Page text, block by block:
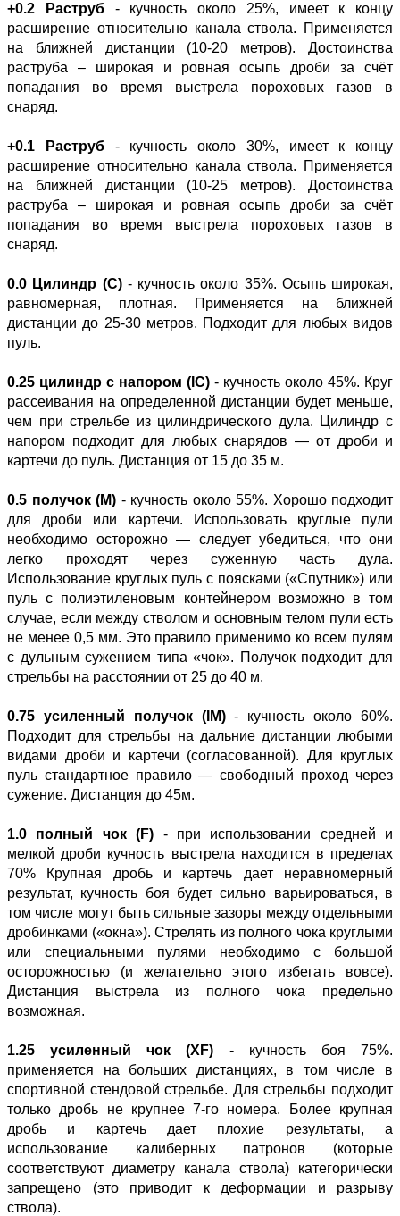
+0.2 Раструб- кучность около 25%, имеет к концу
расширение относительно канала ствола. Применяется
на ближней дистанции (10-20 метров). Достоинства
раструба – широкая и ровная осыпь дроби за счёт
попадания во время выстрела пороховых газов в
снаряд.
+0.1 Раструб- кучность около 30%, имеет к концу
расширение относительно канала ствола. Применяется
на ближней дистанции (10-25 метров). Достоинства
раструба – широкая и ровная осыпь дроби за счёт
попадания во время выстрела пороховых газов в
снаряд.
0.0 Цилиндр (C)- кучность около 35%. Осыпь широкая,
равномерная, плотная. Применяется на ближней
дистанции до 25-30 метров. Подходит для любых видов
пуль.
0.25 цилиндр с напором (IC) - кучность около 45%. Круг
рассеивания на определенной дистанции будет меньше,
чем при стрельбе из цилиндрического дула. Цилиндр с
напором подходит для любых снарядов — от дроби и
картечи до пуль. Дистанция от 15 до 35 м.
0.5 получок (M) - кучность около 55%. Хорошо подходит
для дроби или картечи. Использовать круглые пули
необходимо осторожно — следует убедиться, что они
легко проходят через суженную часть дула.
Использование круглых пуль с поясками («Спутник») или
пуль с полиэтиленовым контейнером возможно в том
случае, если между стволом и основным телом пули есть
не менее 0,5 мм. Это правило применимо ко всем пулям
с дульным сужением типа «чок». Получок подходит для
стрельбы на расстоянии от 25 до 40 м.
0.75 усиленный получок (IM)- кучность около 60%.
Подходит для стрельбы на дальние дистанции любыми
видами дроби и картечи (согласованной). Для круглых
пуль стандартное правило — свободный проход через
сужение. Дистанция до 45м.
1.0 полный чок (F) - при использовании средней и
мелкой дроби кучность выстрела находится в пределах
70% Крупная дробь и картечь дает неравномерный
результат, кучность боя будет сильно варьироваться, в
том числе могут быть сильные зазоры между отдельными
дробинками («окна»). Стрелять из полного чока круглыми
или специальными пулями необходимо с большой
осторожностью (и желательно этого избегать вовсе).
Дистанция выстрела из полного чока предельно
возможная.
1.25 усиленный чок (XF) - кучность боя 75%.
применяется на больших дистанциях, в том числе в
спортивной стендовой стрельбе. Для стрельбы подходит
только дробь не крупнее 7-го номера. Более крупная
дробь и картечь дает плохие результаты, а
использование калиберных патронов (которые
соответствуют диаметру канала ствола) категорически
запрещено (это приводит к деформации и разрыву
ствола).